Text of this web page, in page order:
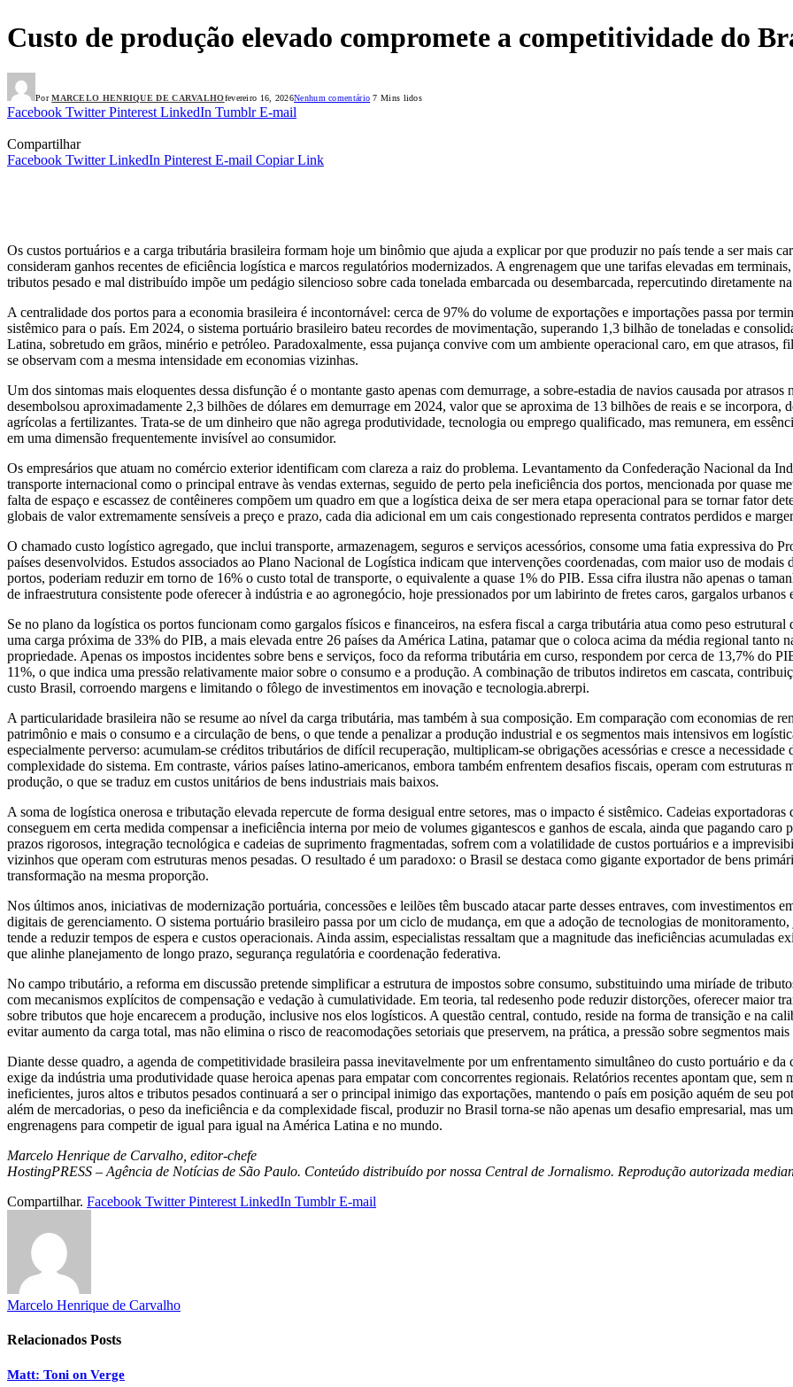
Custo de produção elevado compromete a competitividade do
Por MARCELO HENRIQUE DE CARVALHOfevereiro 16, 2026Nenhum comentário 7 Mins lidos
Facebook Twitter Pinterest LinkedIn Tumblr E-mail
Compartilhar
Facebook Twitter LinkedIn Pinterest E-mail Copiar Link
Os custos portuários e a carga tributária brasileira formam hoje um binômio que ajuda a explicar por que produzir no país tende a ser mais
consideram ganhos recentes de eficiência logística e marcos regulatórios modernizados. A engrenagem que une tarifas elevadas em
tributos pesado e mal distribuído impõe um pedágio silencioso sobre cada tonelada embarcada ou desembarcada, repercutindo diretamente
A centralidade dos portos para a economia brasileira é incontornável: cerca de 97% do volume de exportações e importações passa por
sistêmico para o país. Em 2024, o sistema portuário brasileiro bateu recordes de movimentação, superando 1,3 bilhão de toneladas e
Latina, sobretudo em grãos, minério e petróleo. Paradoxalmente, essa pujança convive com um ambiente operacional caro, em que
se observam com a mesma intensidade em economias vizinhas.
Um dos sintomas mais eloquentes dessa disfunção é o montante gasto apenas com demurrage, a sobre-estadia de navios causada por
desembolsou aproximadamente 2,3 bilhões de dólares em demurrage em 2024, valor que se aproxima de 13 bilhões de reais e se
agrícolas a fertilizantes. Trata-se de um dinheiro que não agrega produtividade, tecnologia ou emprego qualificado, mas remunera, em
em uma dimensão frequentemente invisível ao consumidor.
Os empresários que atuam no comércio exterior identificam com clareza a raiz do problema. Levantamento da Confederação Nacional da
transporte internacional como o principal entrave às vendas externas, seguido de perto pela ineficiência dos portos, mencionada por quase
falta de espaço e escassez de contêineres compõem um quadro em que a logística deixa de ser mera etapa operacional para se tornar fator
globais de valor extremamente sensíveis a preço e prazo, cada dia adicional em um cais congestionado representa contratos perdidos e
O chamado custo logístico agregado, que inclui transporte, armazenagem, seguros e serviços acessórios, consome uma fatia expressiva do
países desenvolvidos. Estudos associados ao Plano Nacional de Logística indicam que intervenções coordenadas, com maior uso de
portos, poderiam reduzir em torno de 16% o custo total de transporte, o equivalente a quase 1% do PIB. Essa cifra ilustra não apenas o
de infraestrutura consistente pode oferecer à indústria e ao agronegócio, hoje pressionados por um labirinto de fretes caros, gargalos
Se no plano da logística os portos funcionam como gargalos físicos e financeiros, na esfera fiscal a carga tributária atua como peso
uma carga próxima de 33% do PIB, a mais elevada entre 26 países da América Latina, patamar que o coloca acima da média regional tanto
propriedade. Apenas os impostos incidentes sobre bens e serviços, foco da reforma tributária em curso, respondem por cerca de 13,7% do
11%, o que indica uma pressão relativamente maior sobre o consumo e a produção. A combinação de tributos indiretos em cascata,
custo Brasil, corroendo margens e limitando o fôlego de investimentos em inovação e tecnologia.abrerpi.
A particularidade brasileira não se resume ao nível da carga tributária, mas também à sua composição. Em comparação com economias de
patrimônio e mais o consumo e a circulação de bens, o que tende a penalizar a produção industrial e os segmentos mais intensivos em
especialmente perverso: acumulam-se créditos tributários de difícil recuperação, multiplicam-se obrigações acessórias e cresce a
complexidade do sistema. Em contraste, vários países latino-americanos, embora também enfrentem desafios fiscais, operam com estruturas
produção, o que se traduz em custos unitários de bens industriais mais baixos.
A soma de logística onerosa e tributação elevada repercute de forma desigual entre setores, mas o impacto é sistêmico. Cadeias
conseguem em certa medida compensar a ineficiência interna por meio de volumes gigantescos e ganhos de escala, ainda que pagando caro
prazos rigorosos, integração tecnológica e cadeias de suprimento fragmentadas, sofrem com a volatilidade de custos portuários e a
vizinhos que operam com estruturas menos pesadas. O resultado é um paradoxo: o Brasil se destaca como gigante exportador de bens
transformação na mesma proporção.
Nos últimos anos, iniciativas de modernização portuária, concessões e leilões têm buscado atacar parte desses entraves, com investimentos
digitais de gerenciamento. O sistema portuário brasileiro passa por um ciclo de mudança, em que a adoção de tecnologias de
tende a reduzir tempos de espera e custos operacionais. Ainda assim, especialistas ressaltam que a magnitude das ineficiências acumuladas
que alinhe planejamento de longo prazo, segurança regulatória e coordenação federativa.
No campo tributário, a reforma em discussão pretende simplificar a estrutura de impostos sobre consumo, substituindo uma miríade de
com mecanismos explícitos de compensação e vedação à cumulatividade. Em teoria, tal redesenho pode reduzir distorções, oferecer maior
sobre tributos que hoje encarecem a produção, inclusive nos elos logísticos. A questão central, contudo, reside na forma de transição e na
evitar aumento da carga total, mas não elimina o risco de reacomodações setoriais que preservem, na prática, a pressão sobre segmentos
Diante desse quadro, a agenda de competitividade brasileira passa inevitavelmente por um enfrentamento simultâneo do custo portuário e
exige da indústria uma produtividade quase heroica apenas para empatar com concorrentes regionais. Relatórios recentes apontam que, sem
ineficientes, juros altos e tributos pesados continuará a ser o principal inimigo das exportações, mantendo o país em posição aquém de seu
além de mercadorias, o peso da ineficiência e da complexidade fiscal, produzir no Brasil torna-se não apenas um desafio empresarial, mas
engrenagens para competir de igual para igual na América Latina e no mundo.
Marcelo Henrique de Carvalho, editor-chefe
HostingPRESS – Agência de Notícias de São Paulo. Conteúdo distribuído por nossa Central de Jornalismo. Reprodução autorizada
Compartilhar. Facebook Twitter Pinterest LinkedIn Tumblr E-mail
Marcelo Henrique de Carvalho
Relacionados Posts
Matt: Toni on Verge